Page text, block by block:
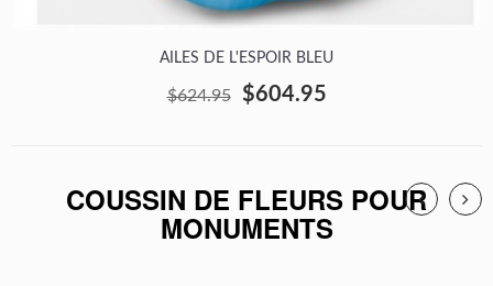
AILES DE L'ESPOIR BLEU
$624.95 $604.95
COUSSIN DE FLEURS POUR
MONUMENTS